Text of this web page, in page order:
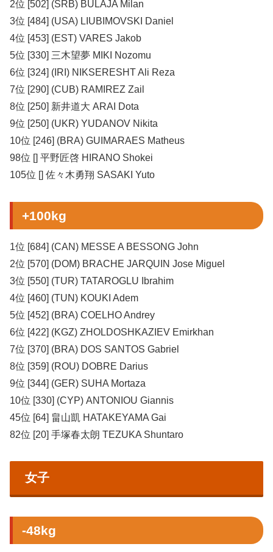
2位 [502] (SRB) BULAJA Milan
3位 [484] (USA) LIUBIMOVSKI Daniel
4位 [453] (EST) VARES Jakob
5位 [330] 三木望夢 MIKI Nozomu
6位 [324] (IRI) NIKSERESHT Ali Reza
7位 [290] (CUB) RAMIREZ Zail
8位 [250] 新井道大 ARAI Dota
9位 [250] (UKR) YUDANOV Nikita
10位 [246] (BRA) GUIMARAES Matheus
98位 [] 平野匠啓 HIRANO Shokei
105位 [] 佐々木勇翔 SASAKI Yuto
+100kg
1位 [684] (CAN) MESSE A BESSONG John
2位 [570] (DOM) BRACHE JARQUIN Jose Miguel
3位 [550] (TUR) TATAROGLU Ibrahim
4位 [460] (TUN) KOUKI Adem
5位 [452] (BRA) COELHO Andrey
6位 [422] (KGZ) ZHOLDOSHKAZIEV Emirkhan
7位 [370] (BRA) DOS SANTOS Gabriel
8位 [359] (ROU) DOBRE Darius
9位 [344] (GER) SUHA Mortaza
10位 [330] (CYP) ANTONIOU Giannis
45位 [64] 畠山凱 HATAKEYAMA Gai
82位 [20] 手塚春太朗 TEZUKA Shuntaro
女子
-48kg